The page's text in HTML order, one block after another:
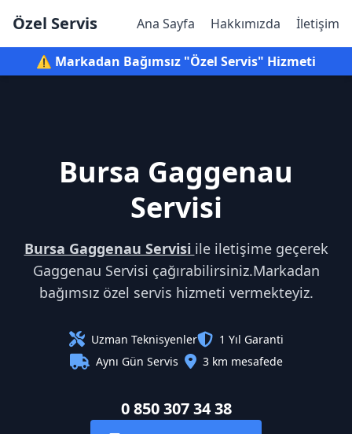
Özel Servis Ana Sayfa Hakkımızda İletişim
⚠️ Markadan Bağımsız "Özel Servis" Hizmeti
Bursa Gaggenau
Servisi
Bursa Gaggenau Servisi ile iletişime geçerek
Gaggenau Servisi çağırabilirsiniz.Markadan
bağımsız özel servis hizmeti vermekteyiz.
Uzman Teknisyenler
1 Yıl Garanti
Aynı Gün Servis
3 km mesafede
0 850 307 34 38